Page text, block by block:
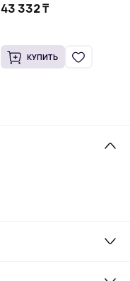
43 332 ₸
КУПИТЬ